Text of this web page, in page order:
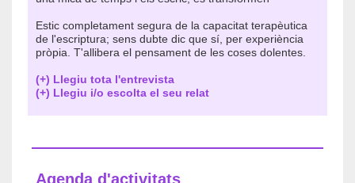
Estic completament segura de la capacitat terapèutica
de l'escriptura; sens dubte dic que sí, per experiència
pròpia. T'allibera el pensament de les coses dolentes.
(+) Llegiu tota l'entrevista
(+) Llegiu i/o escolta el seu relat
Agenda d'activitats